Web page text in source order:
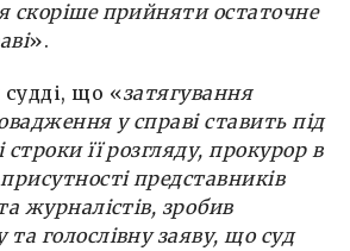
скоріше прийняти остаточне
».
що «затягування
у справі ставить під
строки її розгляду, прокурор в
представників
журналістів, зробив
та голослівну заяву, що суд